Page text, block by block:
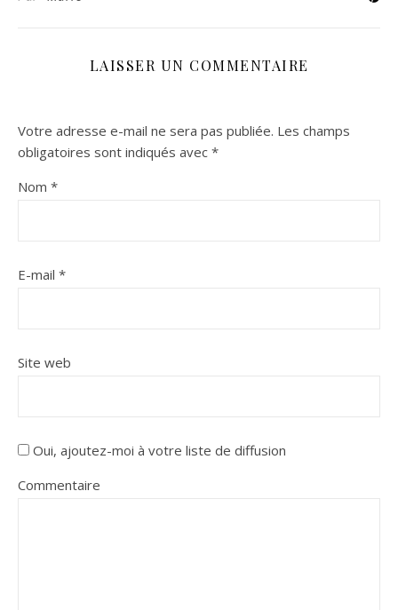
LAISSER UN COMMENTAIRE
Votre adresse e-mail ne sera pas publiée. Les champs
obligatoires sont indiqués avec *
Nom *
E-mail *
Site web
Oui, ajoutez-moi à votre liste de diffusion
Commentaire